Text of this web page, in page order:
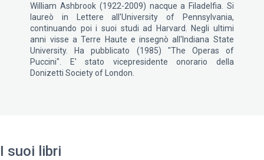
William Ashbrook (1922-2009) nacque a Filadelfia. Si
laureò in Lettere all'University of Pennsylvania,
continuando poi i suoi studi ad Harvard. Negli ultimi
anni visse a Terre Haute e insegnò all'Indiana State
University. Ha pubblicato (1985) "The Operas of
Puccini". E' stato vicepresidente onorario della
Donizetti Society of London.
I suoi libri